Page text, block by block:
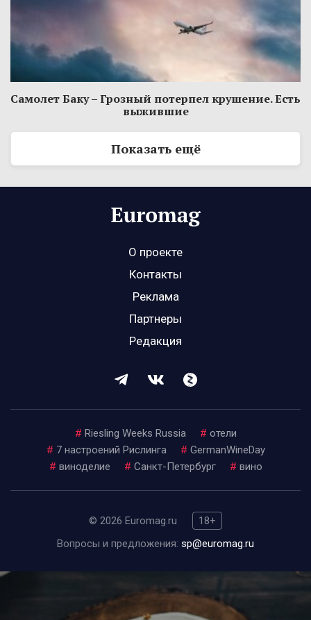
Самолет Баку – Грозный потерпел крушение. Есть
выжившие
Показать ещё
О проекте
Контакты
Реклама
Партнеры
Редакция
# Riesling Weeks Russia # отели
# 7 настроений Рислинга # GermanWineDay
# виноделие # Санкт-Петербург # вино
© 2026 Euromag.ru
18+
Вопросы и предложения: sp@euromag.ru